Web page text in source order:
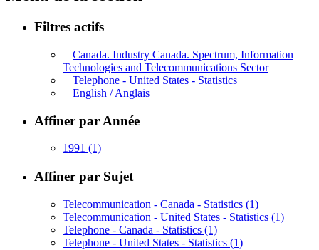
Filtres actifs
Canada. Industry Canada. Spectrum, Information
Technologies and Telecommunications Sector
Telephone - United States - Statistics
English / Anglais
Affiner par Année
1991 (1)
Affiner par Sujet
Telecommunication - Canada - Statistics (1)
Telecommunication - United States - Statistics (1)
Telephone - Canada - Statistics (1)
Telephone - United States - Statistics (1)